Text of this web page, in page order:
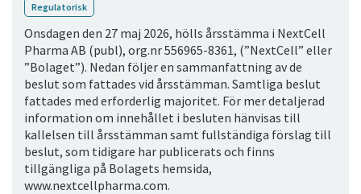
Regulatorisk
Onsdagen den 27 maj 2026, hölls årsstämma i NextCell
Pharma AB (publ), org.nr 556965-8361, (”NextCell” eller
”Bolaget”). Nedan följer en sammanfattning av de
beslut som fattades vid årsstämman. Samtliga beslut
fattades med erforderlig majoritet. För mer detaljerad
information om innehållet i besluten hänvisas till
kallelsen till årsstämman samt fullständiga förslag till
beslut, som tidigare har publicerats och finns
tillgängliga på Bolagets hemsida,
www.nextcellpharma.com.